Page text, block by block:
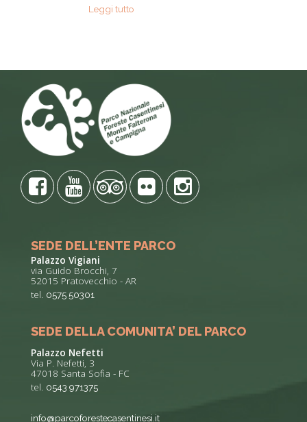
Leggi tutto
SEDE DELL’ENTE PARCO
Palazzo Vigiani
via Guido Brocchi, 7
52015 Pratovecchio - AR
tel. 0575 50301
SEDE DELLA COMUNITA’ DEL PARCO
Palazzo Nefetti
Via P. Nefetti, 3
47018 Santa Sofia - FC
tel. 0543 971375
info@parcoforestecasentinesi.it